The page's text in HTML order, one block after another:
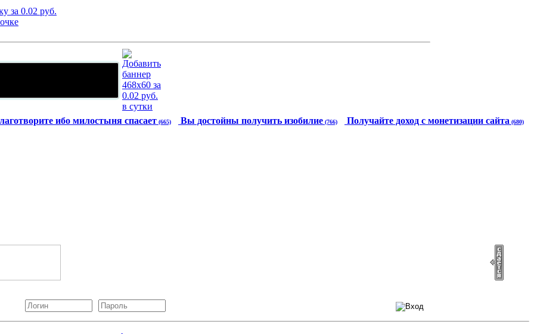
ибо милостыня спасает (665) Вы достойны получить изобилие (766) Получайте доход с монетизации сайта (680)